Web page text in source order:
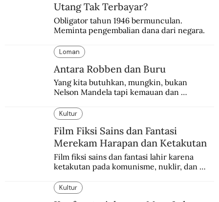
Utang Tak Terbayar?
Obligator tahun 1946 bermunculan.
Meminta pengembalian dana dari negara.
Loman
Antara Robben dan Buru
Yang kita butuhkan, mungkin, bukan
Nelson Mandela tapi kemauan dan
dengan berbagai cara yang bisa memenuhi
rasa keadilan.
Kultur
Film Fiksi Sains dan Fantasi
Merekam Harapan dan Ketakutan
Film fiksi sains dan fantasi lahir karena
ketakutan pada komunisme, nuklir, dan
Kultur